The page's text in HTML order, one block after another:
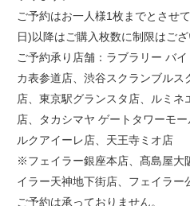
ご予約はお一人様1枚までとさせ
日)以降はご購入枚数に制限はござ
ご予約承り店舗：ラブラリー バ
カ表参道店、渋谷スクランブルス
店、東京駅グランスタ店、ルミネ
店、タカシマヤ ゲートタワーモ
ルクアイーレ店、天王寺ミオ店
※フェイラー銀座本店、髙島屋大
イラー天神地下街店、フェイラー
ご予約は承っておりません。